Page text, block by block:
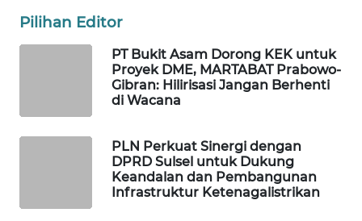
Pilihan Editor
PT Bukit Asam Dorong KEK untuk
Proyek DME, MARTABAT Prabowo-
Gibran: Hilirisasi Jangan Berhenti
di Wacana
PLN Perkuat Sinergi dengan
DPRD Sulsel untuk Dukung
Keandalan dan Pembangunan
Infrastruktur Ketenagalistrikan
WAHANA
WAHANA
DESA